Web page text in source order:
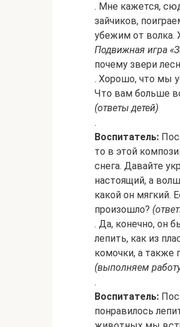
. Мне кажется,
зайчиков,
убежим от волка.
Подвижная игра
почему звери
. Хорошо, что мы
Что вам больше
(ответы детей)
.
Воспитатель:
то в этой
снега. Давайте
настоящий, а
какой он мягкий.
произошло?
. Да, конечно, он
лепить, как из
комочки, а также
(выполняем
.
Воспитатель:
понравилось